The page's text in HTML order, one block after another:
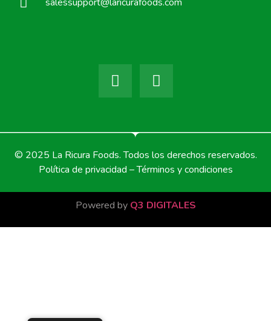
© 2025 La Ricura Foods. Todos los derechos reservados.
Política de privacidad – Términos y condiciones
Powered by Q3 DIGITALES